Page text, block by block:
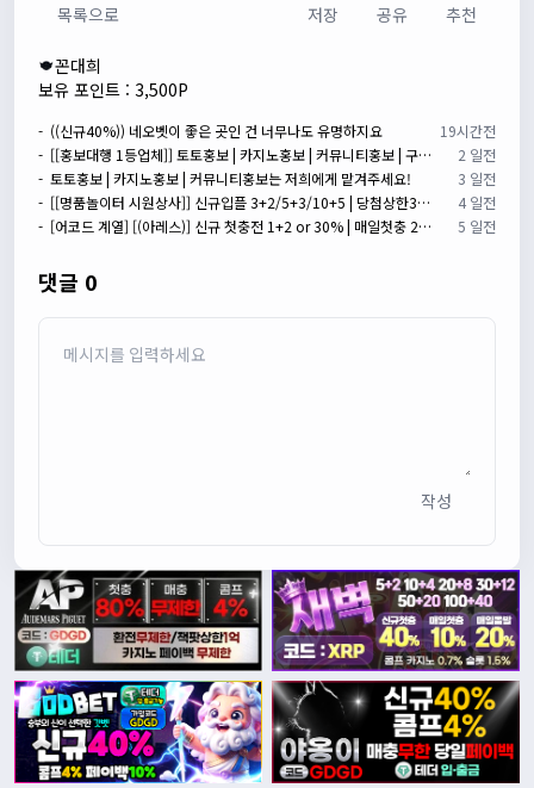
목록으로 저장 공유 추천
꼰대희
보유 포인트 : 3,500P
- ((신규40%)) 네오벳이 좋은 곳인 건 너무나도 유명하지요
19시간전
- [[홍보대행 1등업체]] 토토홍보 | 카지노홍보 | 커뮤니티홍보 | 구름광고
2 일전
- 토토홍보 | 카지노홍보 | 커뮤니티홍보는 저희에게 맡겨주세요!
3 일전
- [[명품놀이터 시원상사]] 신규입플 3+2/5+3/10+5 | 당첨상한3천만 | 라이브베팅 조합가능
4 일전
- [어코드 계열] [(아레스)] 신규 첫충전 1+2 or 30% | 매일첫충 20% 무한매충 10%
5 일전
댓글 0
작성